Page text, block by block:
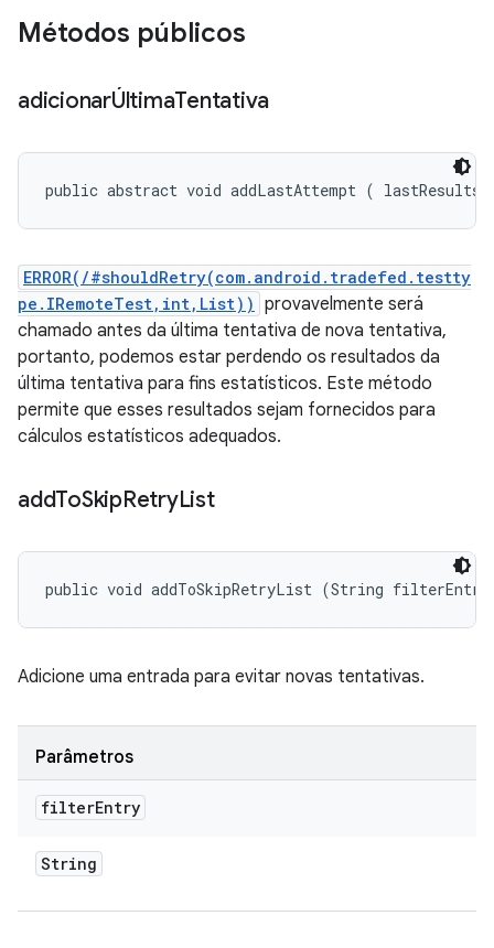
Métodos públicos
adicionarÚltimaTentativa
public abstract void addLastAttempt ( lastResults)
ERROR(/#shouldRetry(com.android.tradefed.testty
pe.IRemoteTest,int,List)) provavelmente será
chamado antes da última tentativa de nova tentativa,
portanto, podemos estar perdendo os resultados da
última tentativa para fins estatísticos. Este método
permite que esses resultados sejam fornecidos para
cálculos estatísticos adequados.
addToSkipRetryList
public void addToSkipRetryList (String
Adicione uma entrada para evitar novas tentativas.
Parâmetros
filterEntry
String